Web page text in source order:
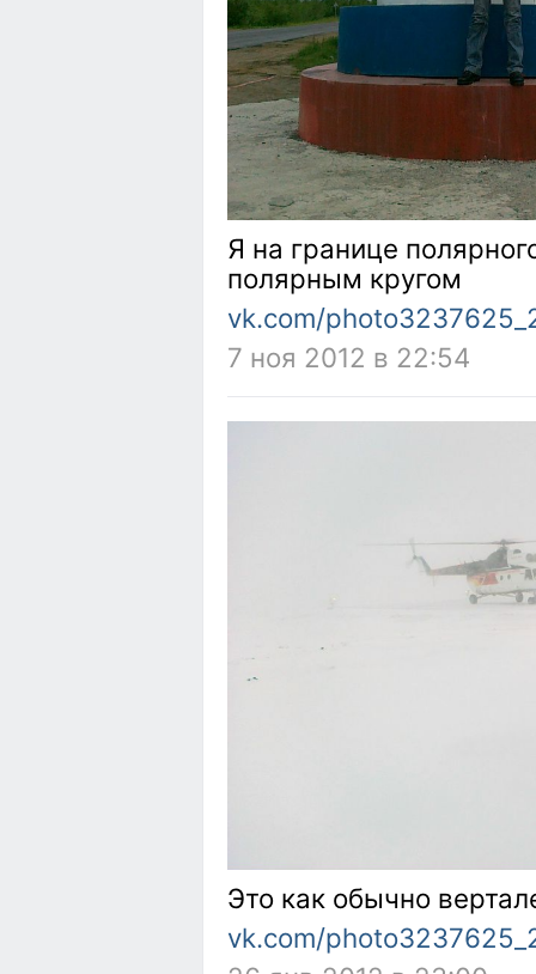
Я на границе
полярным кругом
vk.com/
7 ноя 2012 в 22:54
Это как обычно
vk.com/